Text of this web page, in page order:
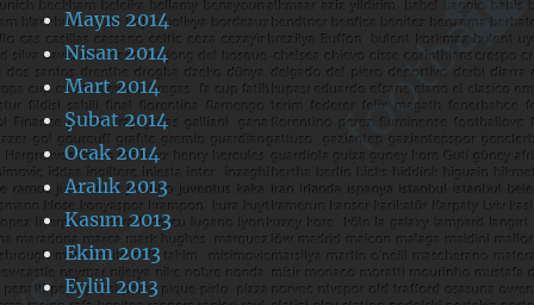
Mayıs 2014
Nisan 2014
Mart 2014
Şubat 2014
Ocak 2014
Aralık 2013
Kasım 2013
Ekim 2013
Eylül 2013